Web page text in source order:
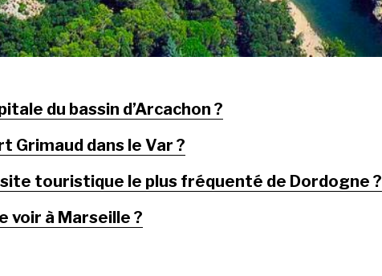
du bassin d’Arcachon ?
Grimaud dans le Var ?
touristique le plus fréquenté de Dordogne ?
voir à Marseille ?